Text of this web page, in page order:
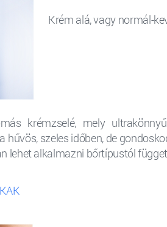
Krém alá, vagy normál-
krémzselé, mely
hűvös, szeles időben, de
lehet alkalmazni bőrtípustól